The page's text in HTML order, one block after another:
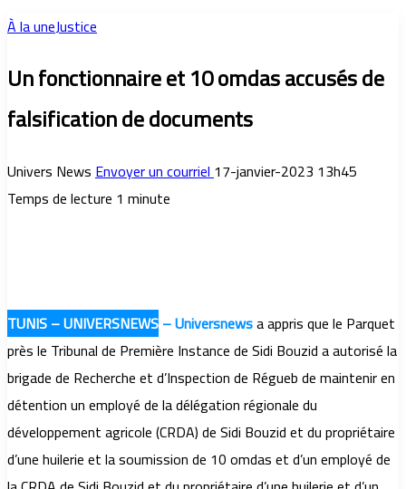
À la uneJustice
Un fonctionnaire et 10 omdas accusés de
falsification de documents
Univers NewsEnvoyer un courriel17-janvier-2023 13h45
Temps de lecture 1 minute
TUNIS – UNIVERSNEWS–Universnewsa appris que le Parquet
près le Tribunal de Première Instance de Sidi Bouzid a autorisé la
brigade de Recherche et d’Inspection de Régueb de maintenir en
détention un employé de la délégation régionale du
développement agricole (CRDA) de Sidi Bouzid et du propriétaire
d’une huilerie et la soumission de 10 omdas et d’un employé de